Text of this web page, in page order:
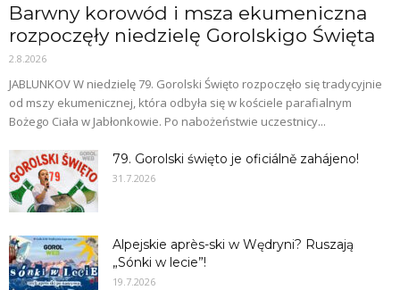
Barwny korowód i msza ekumeniczna
rozpoczęły niedzielę Gorolskigo Święta
2.8.2026
JABLUNKOV W niedzielę 79. Gorolski Święto rozpoczęło się tradycyjnie
od mszy ekumenicznej, która odbyła się w kościele parafialnym
Bożego Ciała w Jabłonkowie. Po nabożeństwie uczestnicy...
79. Gorolski święto je oficiálně zahájeno!
31.7.2026
Alpejskie après-ski w Wędryni? Ruszają
„Sónki w lecie”!
19.7.2026